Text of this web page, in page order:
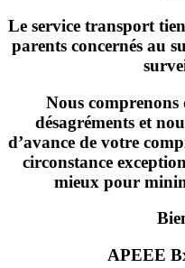
Le service transport
parents concernés au
Nous comprenons
désagréments et
d’avance de votre
circonstance
mieux pour
APEEE